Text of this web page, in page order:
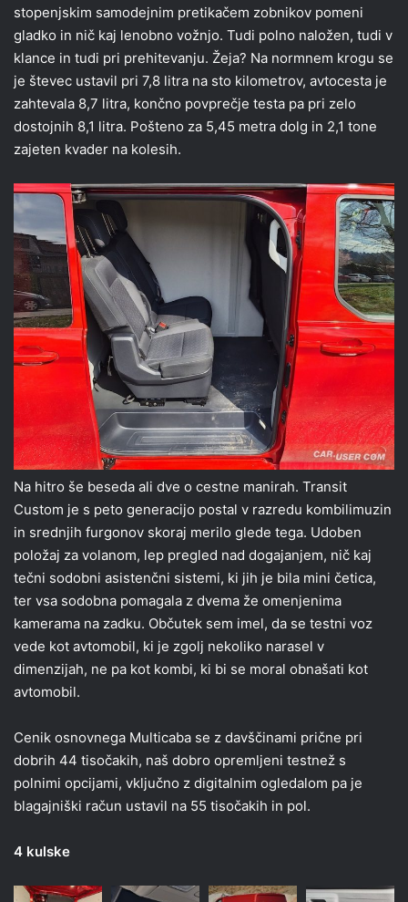
stopenjskim samodejnim pretikačem zobnikov pomeni
gladko in nič kaj lenobno vožnjo. Tudi polno naložen, tudi v
klance in tudi pri prehitevanju. Žeja? Na normnem krogu se
je števec ustavil pri 7,8 litra na sto kilometrov, avtocesta je
zahtevala 8,7 litra, končno povprečje testa pa pri zelo
dostojnih 8,1 litra. Pošteno za 5,45 metra dolg in 2,1 tone
zajeten kvader na kolesih.
Na hitro še beseda ali dve o cestne manirah. Transit
Custom je s peto generacijo postal v razredu kombilimuzin
in srednjih furgonov skoraj merilo glede tega. Udoben
položaj za volanom, lep pregled nad dogajanjem, nič kaj
tečni sodobni asistenčni sistemi, ki jih je bila mini četica,
ter vsa sodobna pomagala z dvema že omenjenima
kamerama na zadku. Občutek sem imel, da se testni voz
vede kot avtomobil, ki je zgolj nekoliko narasel v
dimenzijah, ne pa kot kombi, ki bi se moral obnašati kot
avtomobil.
Cenik osnovnega Multicaba se z davščinami prične pri
dobrih 44 tisočakih, naš dobro opremljeni testnež s
polnimi opcijami, vključno z digitalnim ogledalom pa je
blagajniški račun ustavil na 55 tisočakih in pol.
4 kulske